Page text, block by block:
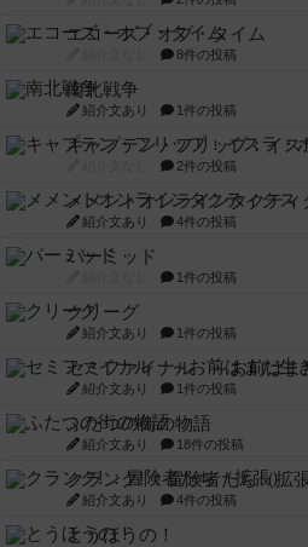
エコーズ・オブ・タイム
8件の投稿
南北戦争
紹介文あり 1件の投稿
キャプテン・フリップ：イス
2件の投稿
メメントオンラインタクティ
紹介文あり 4件の投稿
パーミッド
1件の投稿
クリーグ
紹介文あり 1件の投稿
セミファイナル ～お前はま
紹介文あり 1件の投稿
ふたつの街の物語
紹介文あり 18件の投稿
クランク! ：冒険者たち（拡張
紹介文あり 4件の投稿
とうほうの！